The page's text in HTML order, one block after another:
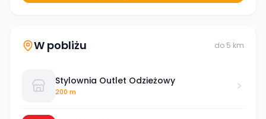
W pobliżu do 5 km
Stylownia Outlet Odzieżowy
200 m